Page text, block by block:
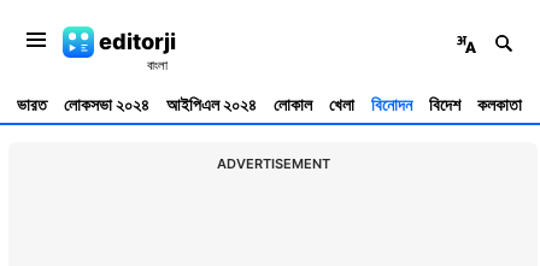
editorji
ভারত লোকসভা ২০২৪ আইপিএল ২০২৪ লোকাল খেলা বিনোদন বিদেশ কলকাতা
ADVERTISEMENT